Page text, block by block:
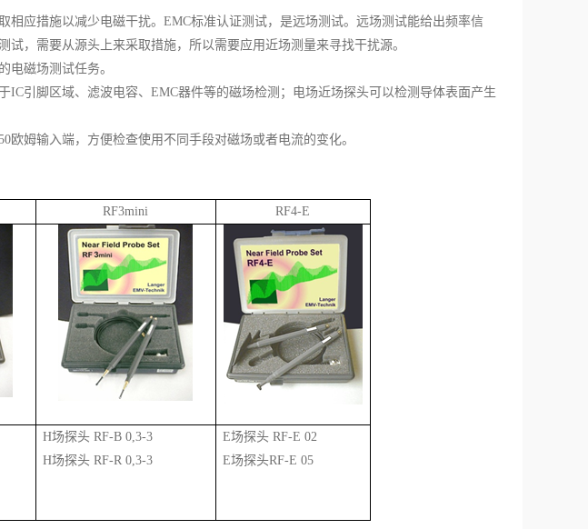
相应措施以减少电磁干扰。EMC标准认证测试，是远场测试。远场测试能给出频率信
，需要从源头上来采取措施，所以需要应用近场测量来寻找干扰源。
电磁场测试任务。
IC引脚区域、滤波电容、EMC器件等的磁场检测；电场近场探头可以检测导体表面产生
姆输入端，方便检查使用不同手段对磁场或者电流的变化。
RF3mini RF4-E
H场探头 RF-B 0,3-3
H场探头 RF-R 0,3-3
E场探头 RF-E 02
E场探头RF-E 05